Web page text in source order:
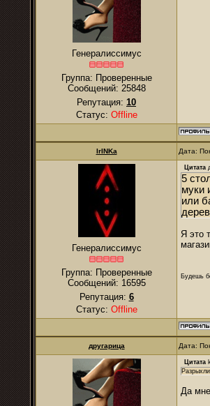
Генералиссимус
Группа: Проверенные
Сообщений: 25848
Репутация: 10
Статус: Offline
IrINKa Дата:
Генералиссимус
Группа: Проверенные
Сообщений: 16595
Репутация: 6
Статус: Offline
Цитата
5
муки
или
Я это
Будешь
другарица Дата:
Цитата
Да